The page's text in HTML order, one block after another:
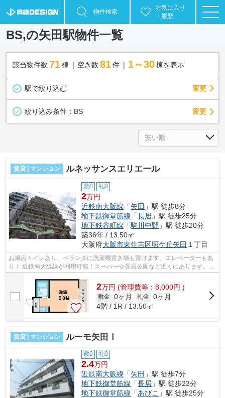
物件検索
お気に入り
・履歴
BS,の矢田駅物件一覧
該当物件数 71棟 空き数 81 件 1～30 棟を表示
駅で絞り込む 変更
絞り込み条件： BS 変更
賃貸 | マンション ルネッサンスエリエール
敷0 礼0
2万円
近鉄南大阪線 「矢田 」駅 徒歩8分
地下鉄御堂筋線 「長居 」駅 徒歩25分
地下鉄谷町線 「駒川中野 」駅 徒歩20分
築36年 / 13.50㎡
大阪府大阪市東住吉区照ケ丘矢田 １丁目
お風呂トイレあり、ベランダに洗濯機置き場も置けます。エレベーターもあ
り！ 近鉄南大阪線が利用可能！スーパーや長居公園など近くにあります。
■□■□■□■□■□■□■□■□■□■□■□■□■□■□■□■□■...
2万円 (管理費等：8,000円 )
敷金 0ヶ月 礼金 0ヶ月
4階 / 1R / 13.50㎡
賃貸 | マンション ルーモ矢田Ⅰ
敷0 礼0
2.4万円
近鉄南大阪線 「矢田 」駅 徒歩7分
地下鉄御堂筋線 「長居 」駅 徒歩23分
地下鉄御堂筋線 「あびこ 」駅 徒歩25分